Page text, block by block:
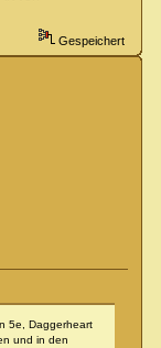
Gespeichert
5e, Daggerheart
und in den